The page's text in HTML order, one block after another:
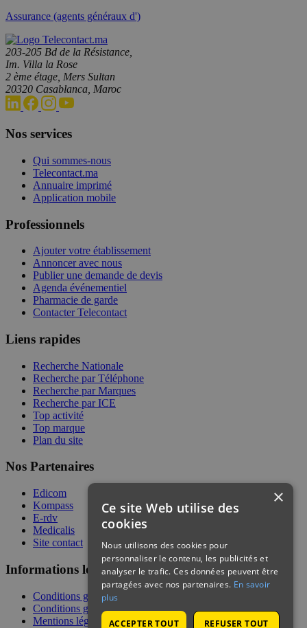
Assurance (agents généraux d')
203-205 Bd de la Résistance,
Im. Villa la Rose
2 ème étage, Mers Sultan
20320 Casablanca, Maroc
Nos services
Qui sommes-nous
Telecontact.ma
Annuaire imprimé
Application mobile
Professionnels
Ajouter votre établissement
Annoncer avec nous
Publier une demande de devis
Agenda événementiel
Pharmacie de garde
Contacter Telecontact
Liens rapides
Recherche Nationale
Recherche par Téléphone
Recherche par Marques
Recherche par ICE
Top activité
Top marque
Plan du site
Nos Partenaires
Edicom
Kompass
E-rdv
Medicalis
Site contact
Informations légales
Conditions générales de services
Conditions générales de vente
Mentions légales
×
Ce site Web utilise des
cookies
Nous utilisons des cookies pour
personnaliser le contenu, les publicités et
analyser le trafic. Ces données peuvent être
partagées avec nos partenaires. En savoir
plus
ACCEPTER TOUT REFUSER TOUT